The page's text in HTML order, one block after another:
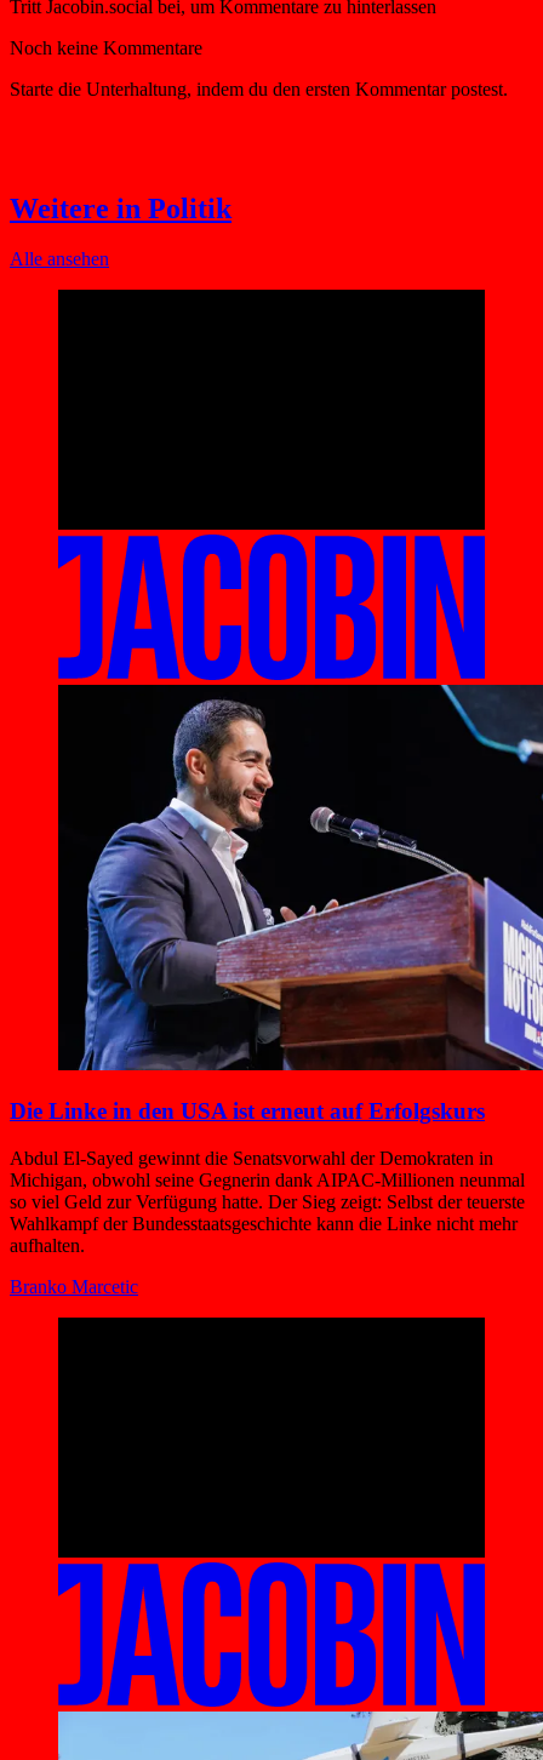
Weitere in Politik
Alle ansehen
Die Linke in den USA ist erneut auf Erfolgskurs
Abdul El-Sayed gewinnt die Senatsvorwahl der Demokraten in
Michigan, obwohl seine Gegnerin dank AIPAC-Millionen neunmal
so viel Geld zur Verfügung hatte. Der Sieg zeigt: Selbst der teuerste
Wahlkampf der Bundesstaatsgeschichte kann die Linke nicht mehr
aufhalten.
Branko Marcetic